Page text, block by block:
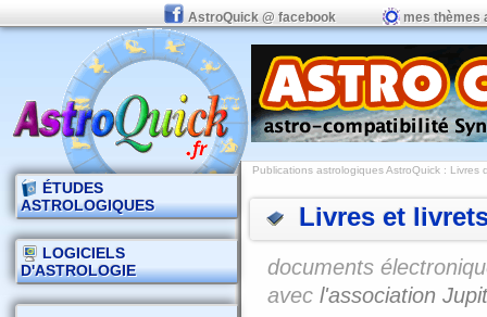
AstroQuick @ facebook mes thèmes
ÉTUDES
ASTROLOGIQUES
LOGICIELS
D'ASTROLOGIE
Publications astrologiques AstroQuick : Livres
Livres et
documents
avec l'association